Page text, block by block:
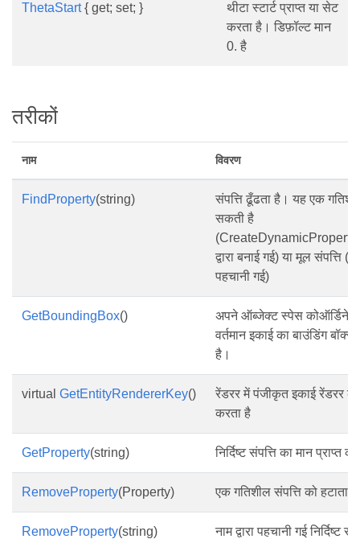
ThetaStart{ get; set; }
थीटा स्टार्ट प्राप्त या सेट
करता है। डिफ़ॉल्ट मान
0. है
तरीकों
नाम विवरण
FindProperty(string)
संपत्ति ढूँढता है। यह एक
सकती है
द्वारा बनाई गई) या मूल संपत्ति
पहचानी गई)
GetBoundingBox()
अपने ऑब्जेक्ट स्पेस कोऑर्डिनेट
वर्तमान इकाई का बाउंडिंग बॉक्स
है।
virtual GetEntityRendererKey()
रेंडरर में पंजीकृत इकाई रेंडरर
करता है
GetProperty(string) निर्दिष्ट संपत्ति का मान प्राप्त करें
RemoveProperty(Property) एक गतिशील संपत्ति को हटाता
RemoveProperty(string) नाम द्वारा पहचानी गई निर्दिष्ट